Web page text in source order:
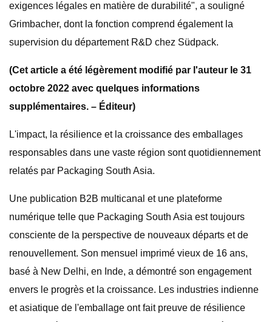
exigences légales en matière de durabilité", a souligné
Grimbacher, dont la fonction comprend également la
supervision du département R&D chez Südpack.
(Cet article a été légèrement modifié par l'auteur le 31
octobre 2022 avec quelques informations
supplémentaires. – Éditeur)
L'impact, la résilience et la croissance des emballages
responsables dans une vaste région sont quotidiennement
relatés par Packaging South Asia.
Une publication B2B multicanal et une plateforme
numérique telle que Packaging South Asia est toujours
consciente de la perspective de nouveaux départs et de
renouvellement. Son mensuel imprimé vieux de 16 ans,
basé à New Delhi, en Inde, a démontré son engagement
envers le progrès et la croissance. Les industries indienne
et asiatique de l'emballage ont fait preuve de résilience